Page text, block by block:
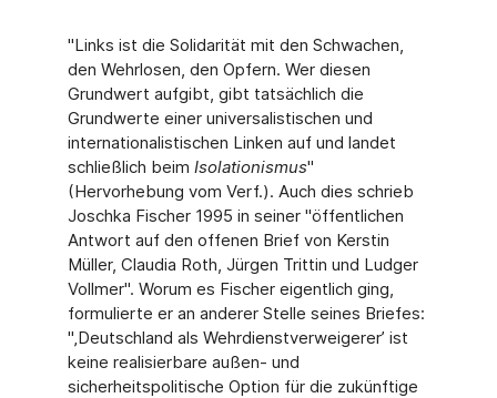
"Links ist die Solidarität mit den Schwachen,
den Wehrlosen, den Opfern. Wer diesen
Grundwert aufgibt, gibt tatsächlich die
Grundwerte einer universalistischen und
internationalistischen Linken auf und landet
schließlich beim Isolationismus"
(Hervorhebung vom Verf.). Auch dies schrieb
Joschka Fischer 1995 in seiner "öffentlichen
Antwort auf den offenen Brief von Kerstin
Müller, Claudia Roth, Jürgen Trittin und Ludger
Vollmer". Worum es Fischer eigentlich ging,
formulierte er an anderer Stelle seines Briefes:
"‚Deutschland als Wehrdienstverweigerer’ ist
keine realisierbare außen- und
sicherheitspolitische Option für die zukünftige